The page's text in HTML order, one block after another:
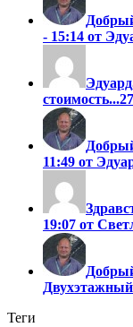
- 15:14 от
стоимость...
11:49 от
19:07 от
Теги